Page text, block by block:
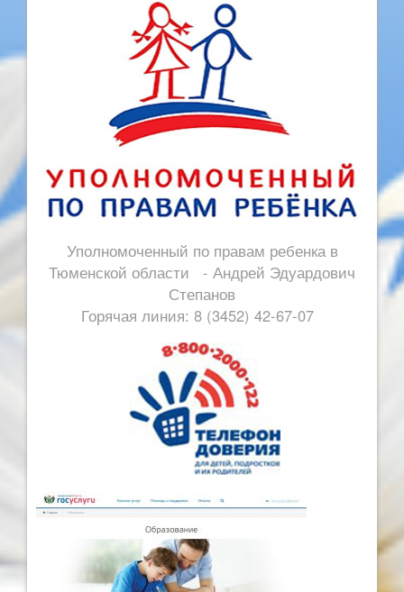
Уполномоченный по правам ребенка в
Тюменской области - Андрей Эдуардович
Степанов
Горячая линия: 8 (3452) 42-67-07